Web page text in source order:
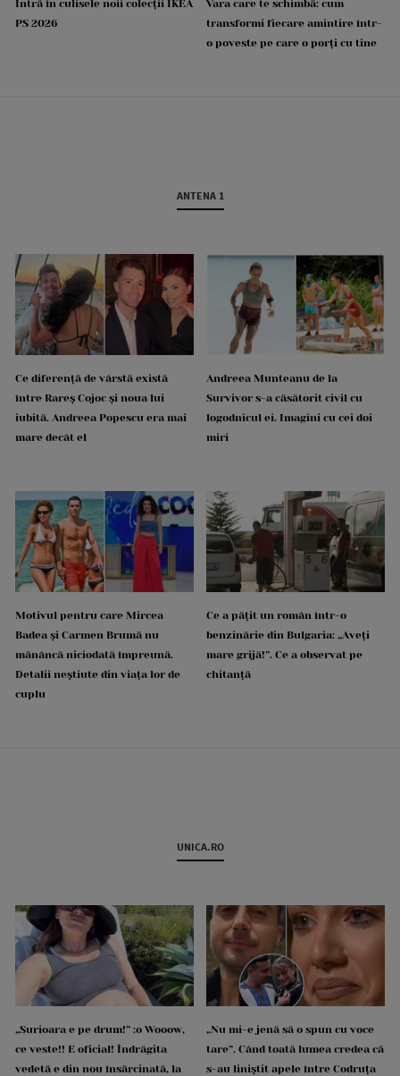
Intră în culisele noii colecții IKEA
PS 2026
Vara care te schimbă: cum
transformi fiecare amintire într-
o poveste pe care o porți cu tine
ANTENA 1
Ce diferență de vârstă există
între Rareș Cojoc și noua lui
iubită. Andreea Popescu era mai
mare decât el
Andreea Munteanu de la
Survivor s-a căsătorit civil cu
logodnicul ei. Imagini cu cei doi
miri
Motivul pentru care Mircea
Badea și Carmen Brumă nu
mănâncă niciodată împreună.
Detalii neștiute din viața lor de
cuplu
Ce a pățit un român într-o
benzinărie din Bulgaria: „Aveți
mare grijă!”. Ce a observat pe
chitanță
UNICA.RO
„Surioara e pe drum!” :o Wooow,
ce veste!! E oficial! Îndrăgita
vedetă e din nou însărcinată, la
„Nu mi-e jenă să o spun cu voce
tare”. Când toată lumea credea că
s-au liniștit apele între Codruța